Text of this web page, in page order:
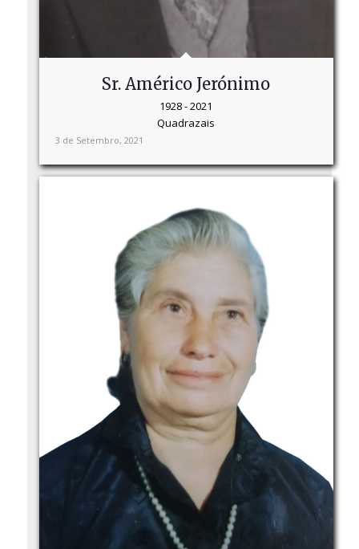
Sr. Américo Jerónimo
1928 - 2021
Quadrazais
3 de Setembro, 2021